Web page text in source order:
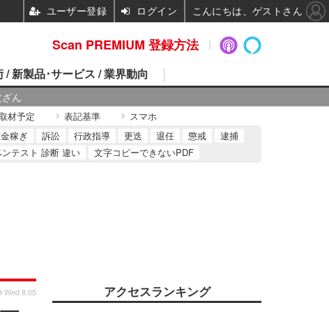
ん
/ 新製品･サービス / 業界動向
材予定 表記基準 スマホ
稼ぎ 訴訟 行政指導 更迭 退任 懲戒
逮捕
テスト 診断 違い 文字コピーできないPDF
Wed 8:05 アクセスランキング
Scan PREMIUM 登録方法
ユーザー登録 ログイン こんにちは、ゲストさん